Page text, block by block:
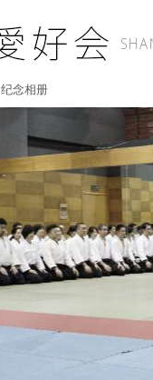
纪念相册